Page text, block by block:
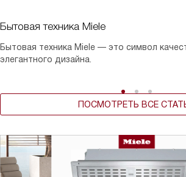
Бытовая техника Miele
Бытовая техника Miele — это символ
элегантного дизайна.
ПОСМОТРЕТЬ ВСЕ